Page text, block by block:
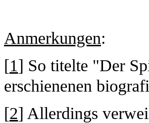
Anmerkungen:
[1] So titelte "Der
erschienenen
[2] Allerdings